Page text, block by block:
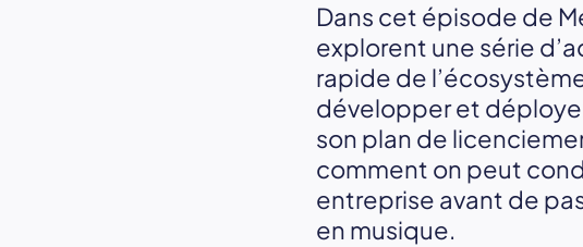
Dans cet épisode de
explorent une série
rapide de
développer et
son plan de
comment on peut
entreprise avant de
en musique.